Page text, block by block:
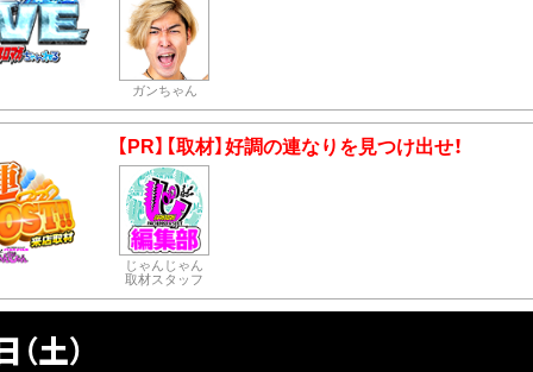
ガンちゃん
【PR】【取材】好調の連なりを見つけ出せ！
じゃんじゃん
取材スタッフ
土）